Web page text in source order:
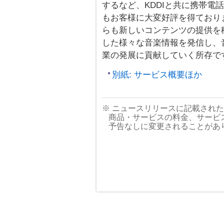
するなど、KDDIと共に携帯電
もお客様に大変好評を得てお
らも新しいコンテンツの提供
した様々な音楽情報を発信し
業の発展に貢献していく所存で
別紙: サービス概要ほか
※ ニュースリリースに記載され
商品・サービスの料金、サー
予告なしに変更されることが